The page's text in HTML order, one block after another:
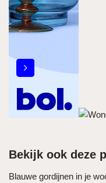
Bekijk ook deze
Blauwe gordijnen in je